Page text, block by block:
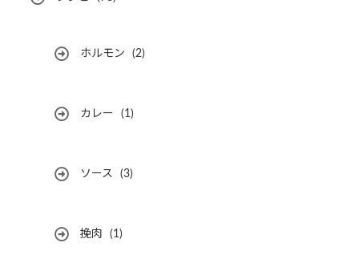
ホルモン (2)
カレー (1)
ソース (3)
挽肉 (1)